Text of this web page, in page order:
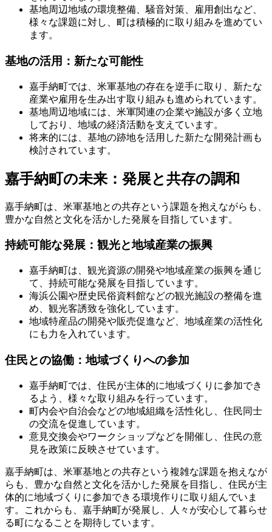
基地周辺地域の環境整備、騒音対策、雇用創出など、
様々な課題に対し、町は積極的に取り組みを進めてい
ます。
基地の活用：新たな可能性
嘉手納町では、米軍基地の存在を逆手に取り、新たな
産業や雇用を生み出す取り組みも進められています。
基地周辺地域には、米軍関連の企業や施設が多く立地
しており、地域の経済活動を支えています。
将来的には、基地の跡地を活用した新たな開発計画も
検討されています。
嘉手納町の未来：発展と共存の調和
嘉手納町は、米軍基地との共存という課題を抱えながらも、
豊かな自然と文化を活かした発展を目指しています。
持続可能な発展：観光と地域産業の振興
嘉手納町は、観光資源の開発や地域産業の振興を通じ
て、持続可能な発展を目指しています。
海浜公園や歴史民俗資料館などの観光施設の整備を進
め、観光客誘致を強化しています。
地域特産品の開発や販売促進など、地域産業の活性化
にも力を入れています。
住民との協働：地域づくりへの参加
嘉手納町では、住民が主体的に地域づくりに参加でき
るよう、様々な取り組みを行っています。
町内会や自治会などの地域組織を活性化し、住民同士
の交流を促進しています。
意見交換会やワークショップなどを開催し、住民の意
見を政策に反映させています。
嘉手納町は、米軍基地との共存という複雑な課題を抱えなが
らも、豊かな自然と文化を活かした発展を目指し、住民が主
体的に地域づくりに参加できる環境作りに取り組んでいま
す。これからも、嘉手納町が発展し、人々が安心して暮らせ
る町になることを期待しています。